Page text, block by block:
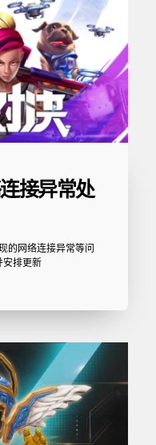
接异常处
的网络连接异常等问
安排更新